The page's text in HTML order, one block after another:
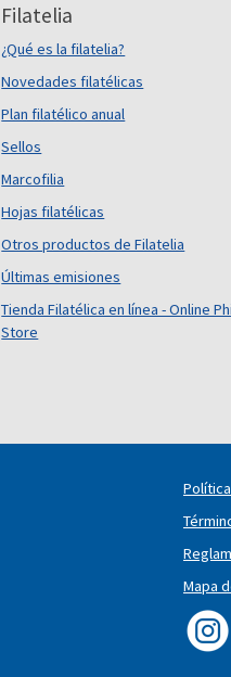
Filatelia
¿Qué es la filatelia?
Novedades filatélicas
Plan filatélico anual
Sellos
Marcofilia
Hojas filatélicas
Otros productos de Filatelia
Últimas emisiones
Tienda Filatélica en línea - Online
Store
Mapa